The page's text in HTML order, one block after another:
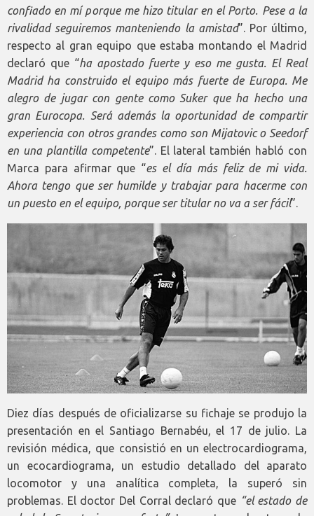
confiado en mí porque me hizo titular en el Porto. Pese a la
rivalidad seguiremos manteniendo la amistad”. Por último,
respecto al gran equipo que estaba montando el Madrid
declaró que “ha apostado fuerte y eso me gusta. El Real
Madrid ha construido el equipo más fuerte de Europa. Me
alegro de jugar con gente como Suker que ha hecho una
gran Eurocopa. Será además la oportunidad de compartir
experiencia con otros grandes como son Mijatovic o Seedorf
en una plantilla competente”. El lateral también habló con
Marca para afirmar que “es el día más feliz de mi vida.
Ahora tengo que ser humilde y trabajar para hacerme con
un puesto en el equipo, porque ser titular no va a ser fácil”.
Diez días después de oficializarse su fichaje se produjo la
presentación en el Santiago Bernabéu, el 17 de julio. La
revisión médica, que consistió en un electrocardiograma,
un ecocardiograma, un estudio detallado del aparato
locomotor y una analítica completa, la superó sin
problemas. El doctor Del Corral declaró que “el estado de